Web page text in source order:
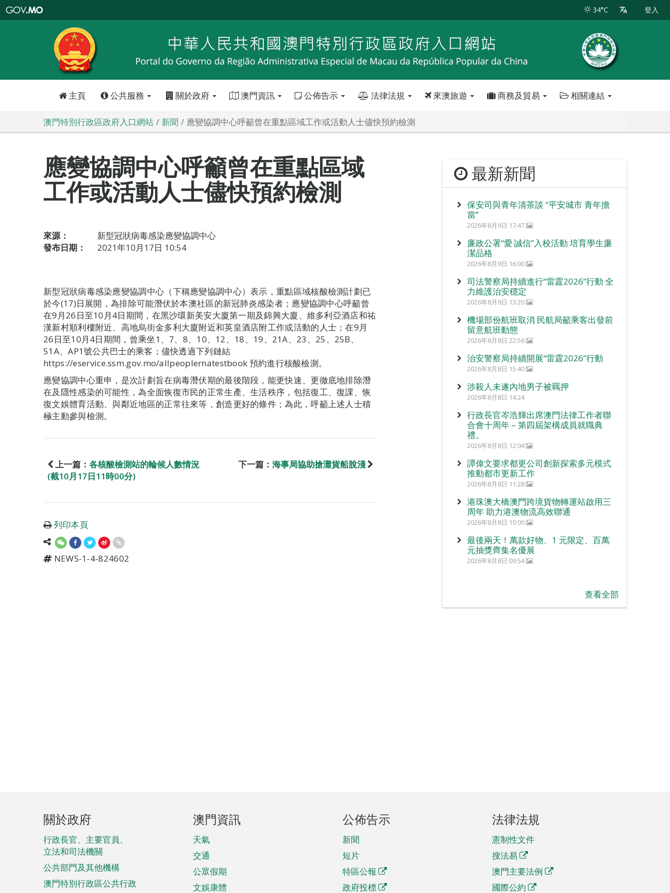
特
政
區
政
口
34°C 登入
主頁 公共服務 關於政府 澳門資訊 公佈告示 法律法規 來澳旅遊 商務及貿易 相關連結
澳門特別行政區政府入口網站 新聞 應變協調中心呼籲曾在重點區域工作或活動人士儘快預約檢測
應變協調中心呼籲曾在重點區域
工作或活動人士儘快預約檢測
來源：
新型冠狀病毒感染應變協調中心
發布日期：
2021年10月17日 10:54
新型冠狀病毒感染應變協調中心（下稱應變協調中心）表示，重點區域核酸檢測計劃已
於今(17)日展開，為排除可能潛伏於本澳社區的新冠肺炎感染者；應變協調中心呼籲曾
在9月26日至10月4日期間，在黑沙環新美安大廈第一期及錦興大廈、維多利亞酒店和祐
漢新村順利樓附近、高地烏街金多利大廈附近和英皇酒店附工作或活動的人士；在9月
26日至10月4日期間，曾乘坐1、7、8、10、12、18、19、21A、23、25、25B、
51A、AP1號公共巴士的乘客；儘快透過下列鏈結
https://eservice.ssm.gov.mo/allpeoplernatestbook 預約進行核酸檢測。
應變協調中心重申，是次計劃旨在病毒潛伏期的最後階段，能更快速、更徹底地排除潛
在及隱性感染的可能性，為全面恢復市民的正常生產、生活秩序，包括復工、復課、恢
復文娛體育活動、與鄰近地區的正常往來等，創造更好的條件；為此，呼籲上述人士積
極主動參與檢測。
上一篇： 各核酸檢測站的輪候人數情況
(截10月17日11時00分)
下一篇： 海事局協助搶灘貨船脫淺
列印本頁
NEWS-1-4-824602
最新新聞
保安司與青年清茶談 “平安城市 青年擔
當”
2026年8月9日 17:47
廉政公署“愛‧誠信”入校活動 培育學生廉
潔品格
2026年8月9日 16:00
司法警察局持續進行“雷霆2026”行動 全
力維護治安穩定
2026年8月9日 13:20
機場部份航班取消 民航局籲乘客出發前
留意航班動態
2026年8月8日 22:56
治安警察局持續開展“雷霆2026”行動
2026年8月8日 15:40
涉殺人未遂內地男子被羈押
2026年8月8日 14:24
行政長官岑浩輝出席澳門法律工作者聯
合會十周年 – 第四屆架構成員就職典
禮。
2026年8月8日 12:04
譚偉文要求都更公司創新探索多元模式
推動都市更新工作
2026年8月8日 11:28
港珠澳大橋澳門跨境貨物轉運站啟用三
周年 助力港澳物流高效聯通
2026年8月8日 10:00
最後兩天！萬款好物、1 元限定、百萬
元抽獎齊集名優展
2026年8月8日 09:54
查看全部
頁
腳
菜
單
關於政府
行政長官、主要官員、
立法和司法機關
公共部門及其他機構
澳門特別行政區公共行政
澳門資訊
天氣
交通
公眾假期
文娛康體
公佈告示
新聞
短片
特區公報
政府投標
法律法規
憲制性文件
搜法易
澳門主要法例
國際公約